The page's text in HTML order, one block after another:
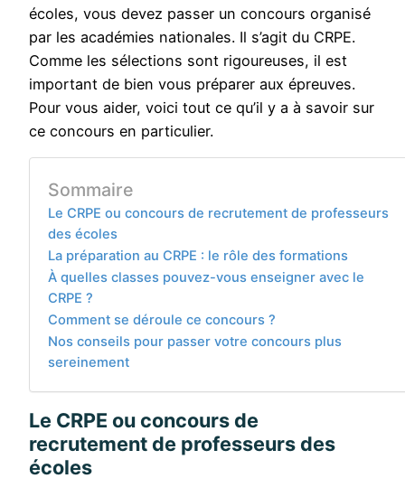
écoles, vous devez passer un concours organisé
par les académies nationales. Il s’agit du CRPE.
Comme les sélections sont rigoureuses, il est
important de bien vous préparer aux épreuves.
Pour vous aider, voici tout ce qu’il y a à savoir sur
ce concours en particulier.
Sommaire
Le CRPE ou concours de recrutement de professeurs
des écoles
La préparation au CRPE : le rôle des formations
À quelles classes pouvez-vous enseigner avec le
CRPE ?
Comment se déroule ce concours ?
Nos conseils pour passer votre concours plus
sereinement
Le CRPE ou concours de
recrutement de professeurs des
écoles